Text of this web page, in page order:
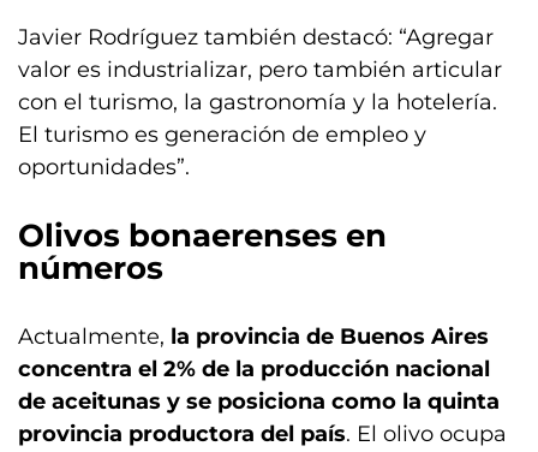
Javier Rodríguez también destacó: “Agregar
valor es industrializar, pero también articular
con el turismo, la gastronomía y la hotelería.
El turismo es generación de empleo y
oportunidades”.
Olivos bonaerenses en
números
Actualmente, la provincia de Buenos Aires
concentra el 2% de la producción nacional
de aceitunas y se posiciona como la quinta
provincia productora del país. El olivo ocupa